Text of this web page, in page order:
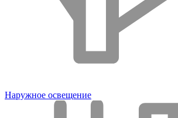
Наружное освещение